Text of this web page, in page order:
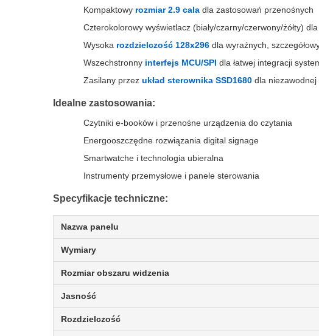
Kompaktowy rozmiar 2.9 cala dla zastosowań przenośnych
Czterokolorowy wyświetlacz (biały/czarny/czerwony/żółty)
Wysoka rozdzielczość 128x296 dla wyraźnych,
Wszechstronny interfejs MCU/SPI dla łatwej integracji
Zasilany przez układ sterownika SSD1680 dla niezawodnej
Idealne zastosowania:
Czytniki e-booków i przenośne urządzenia do czytania
Energooszczędne rozwiązania digital signage
Smartwatche i technologia ubieralna
Instrumenty przemysłowe i panele sterowania
Specyfikacje techniczne:
Nazwa panelu
Wymiary
Rozmiar obszaru widzenia
Jasność
Rozdzielczość